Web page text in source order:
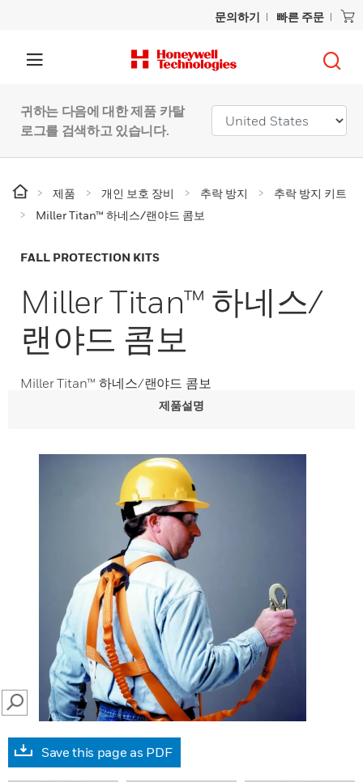
문의하기 빠른 주문
귀하는 다음에 대한 제품 카탈
로그를 검색하고 있습니다.
제품 개인 보호 장비 추락 방지
추락 방지 키트
Miller Titan™ 하네스/랜야드 콤보
FALL PROTECTION KITS
Miller Titan™ 하네스/
랜야드 콤보
Miller Titan™ 하네스/랜야드 콤보
제품설명
SEARCH
Save this page as PDF